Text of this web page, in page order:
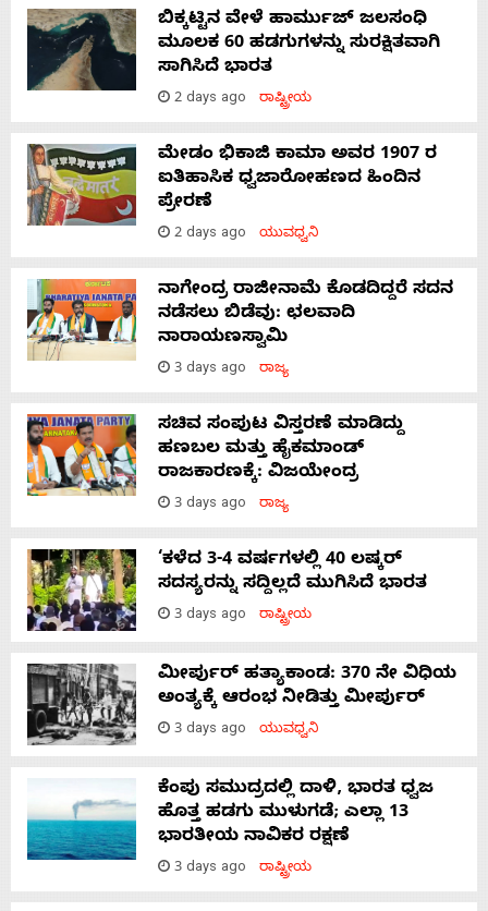
ಬಿಕ್ಕಟ್ಟಿನ ವೇಳೆ ಹಾರ್ಮುಜ್ ಜಲಸಂಧಿ
ಮೂಲಕ 60 ಹಡಗುಗಳನ್ನು ಸುರಕ್ಷಿತವಾಗಿ
ಸಾಗಿಸಿದೆ ಭಾರತ
2 days ago ರಾಷ್ಟ್ರೀಯ
ಮೇಡಂ ಭಿಕಾಜಿ ಕಾಮಾ ಅವರ 1907 ರ
ಐತಿಹಾಸಿಕ ಧ್ವಜಾರೋಹಣದ ಹಿಂದಿನ
ಪ್ರೇರಣೆ
2 days ago ಯುವಧ್ವನಿ
ನಾಗೇಂದ್ರ ರಾಜೀನಾಮೆ ಕೊಡದಿದ್ದರೆ ಸದನ
ನಡೆಸಲು ಬಿಡೆವು: ಛಲವಾದಿ
ನಾರಾಯಣಸ್ವಾಮಿ
3 days ago ರಾಜ್ಯ
ಸಚಿವ ಸಂಪುಟ ವಿಸ್ತರಣೆ ಮಾಡಿದ್ದು
ಹಣಬಲ ಮತ್ತು ಹೈಕಮಾಂಡ್
ರಾಜಕಾರಣಕ್ಕೆ: ವಿಜಯೇಂದ್ರ
3 days ago ರಾಜ್ಯ
‘ಕಳೆದ 3-4 ವರ್ಷಗಳಲ್ಲಿ 40 ಲಷ್ಕರ್
ಸದಸ್ಯರನ್ನು ಸದ್ದಿಲ್ಲದೆ ಮುಗಿಸಿದೆ ಭಾರತ
3 days ago ರಾಷ್ಟ್ರೀಯ
ಮೀರ್ಪುರ್ ಹತ್ಯಾಕಾಂಡ: 370 ನೇ ವಿಧಿಯ
ಅಂತ್ಯಕ್ಕೆ ಆರಂಭ ನೀಡಿತ್ತು ಮೀರ್ಪುರ್
3 days ago ಯುವಧ್ವನಿ
ಕೆಂಪು ಸಮುದ್ರದಲ್ಲಿ ದಾಳಿ, ಭಾರತ ಧ್ವಜ
ಹೊತ್ತ ಹಡಗು ಮುಳುಗಡೆ; ಎಲ್ಲಾ 13
ಭಾರತೀಯ ನಾವಿಕರ ರಕ್ಷಣೆ
3 days ago ರಾಷ್ಟ್ರೀಯ